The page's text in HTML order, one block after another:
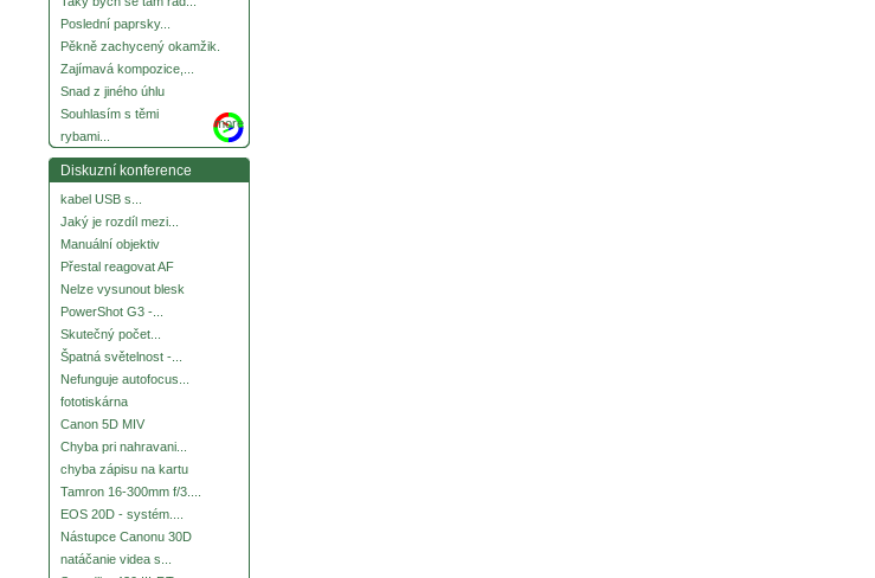
Poslední paprsky...
Pěkně zachycený okamžik.
Zajímavá kompozice,...
Snad z jiného úhlu
Souhlasím s těmi
rybami...
more
Diskuzní konference
kabel USB s...
Jaký je rozdíl mezi...
Manuální objektiv
Přestal reagovat AF
Nelze vysunout blesk
PowerShot G3 -...
Skutečný počet...
Špatná světelnost -...
Nefunguje autofocus...
fototiskárna
Canon 5D MIV
Chyba pri nahravani...
chyba zápisu na kartu
Tamron 16-300mm f/3....
EOS 20D - systém....
Nástupce Canonu 30D
natáčanie videa s...